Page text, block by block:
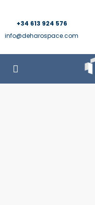
+34 613 924 576
info@deharospace.com